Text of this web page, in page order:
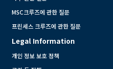
MSC크루즈에 관한 질문
프린세스 크루즈에 관한 질문
Legal Information
개인 정보 보호 정책